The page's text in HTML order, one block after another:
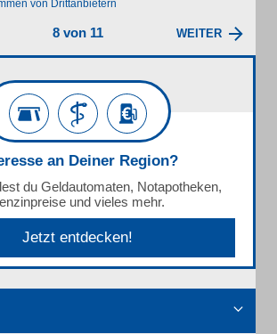
von Drittanbietern
8 von 11 WEITER
an Deiner Region?
du Geldautomaten, Notapotheken,
und vieles mehr.
Jetzt entdecken!